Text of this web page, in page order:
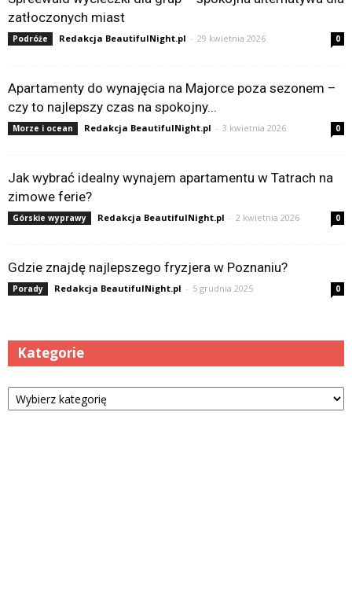
zatłoczonych miast
Podróże Redakcja BeautifulNight.pl - 29 kwietnia 2026 0
Apartamenty do wynajęcia na Majorce poza sezonem –
czy to najlepszy czas na spokojny...
Morze i ocean Redakcja BeautifulNight.pl - 3 kwietnia 2026 0
Jak wybrać idealny wynajem apartamentu w Tatrach na
zimowe ferie?
Górskie wyprawy Redakcja BeautifulNight.pl - 2 kwietnia 2026 0
Gdzie znajdę najlepszego fryzjera w Poznaniu?
Porady Redakcja BeautifulNight.pl - 5 grudnia 2025 0
Kategorie
Kategorie